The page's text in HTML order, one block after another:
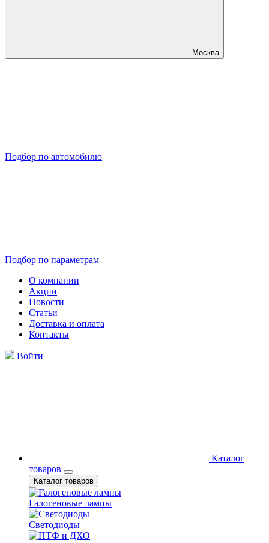
Москва
Подбор по автомобилю
Подбор по параметрам
О компании
Акции
Новости
Статьи
Доставка и оплата
Контакты
Войти
Каталог
товаров
Каталог товаров
Галогеновые лампы
Светодиоды